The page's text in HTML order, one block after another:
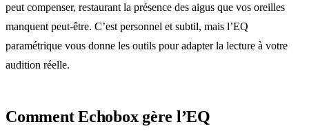
peut compenser, restaurant la présence des aigus que vos oreilles
manquent peut-être. C’est personnel et subtil, mais l’EQ
paramétrique vous donne les outils pour adapter la lecture à votre
audition réelle.
Comment Echobox gère l’EQ